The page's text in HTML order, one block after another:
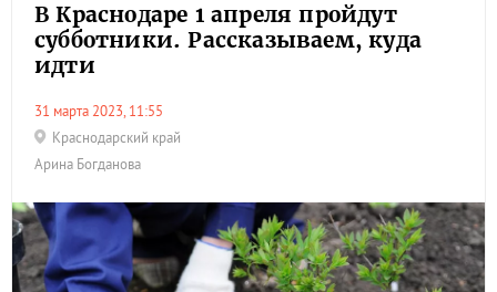
В Краснодаре 1 апреля пройдут
субботники. Рассказываем, куда
идти
31 марта 2023, 11:55
Краснодарский край
Арина Богданова